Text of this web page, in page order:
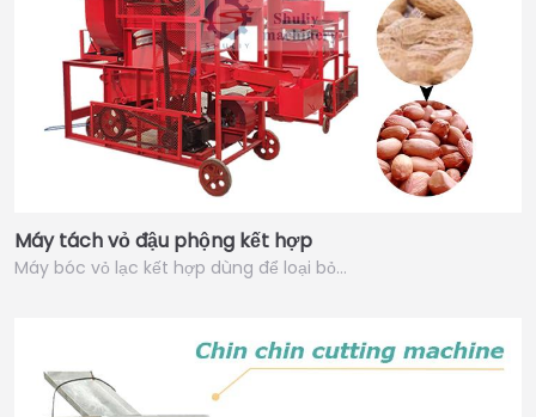
Máy tách vỏ đậu phộng kết hợp
Máy bóc vỏ lạc kết hợp dùng để loại bỏ…